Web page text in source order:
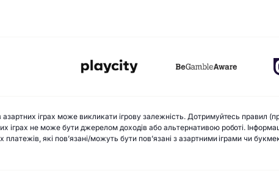
іграх може викликати ігрову залежність. Дотримуйтесь правил
іграх не може бути джерелом доходів або альтернативою роботі.
які пов’язані/можуть бути пов’язані з азартними іграми чи